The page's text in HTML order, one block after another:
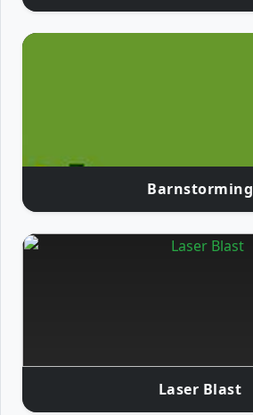
Barnstorming
Laser Blast